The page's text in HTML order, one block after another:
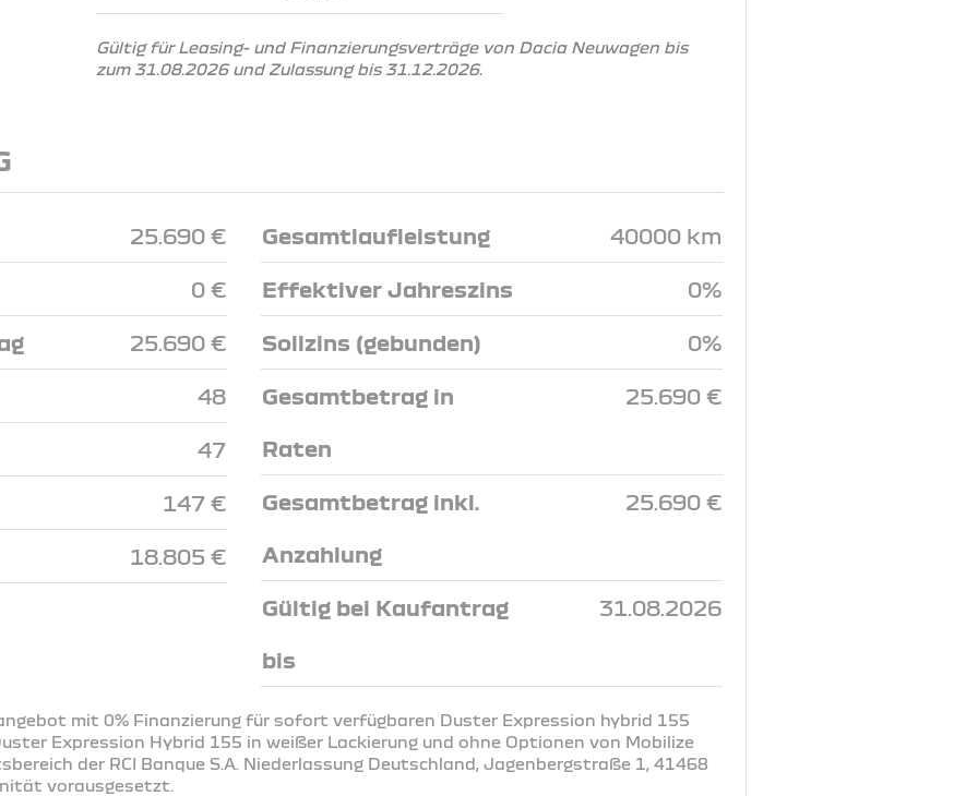
Gültig für Leasing- und Finanzierungsverträge von Dacia Neuwagen bis
zum 31.08.2026 und Zulassung bis 31.12.2026.
25.690 €
0 €
25.690 €
48
47
147 €
18.805 €
Gesamtlaufleistung 40000 km
Effektiver Jahreszins 0%
Sollzins (gebunden) 0%
Gesamtbetrag in
Raten
25.690 €
Gesamtbetrag inkl.
Anzahlung
25.690 €
Gültig bei Kaufantrag
bis
31.08.2026
mit 0% Finanzierung für sofort verfügbaren Duster Expression hybrid 155
Expression Hybrid 155 in weißer Lackierung und ohne Optionen von Mobilize
der RCI Banque S.A. Niederlassung Deutschland, Jagenbergstraße 1, 41468
vorausgesetzt.